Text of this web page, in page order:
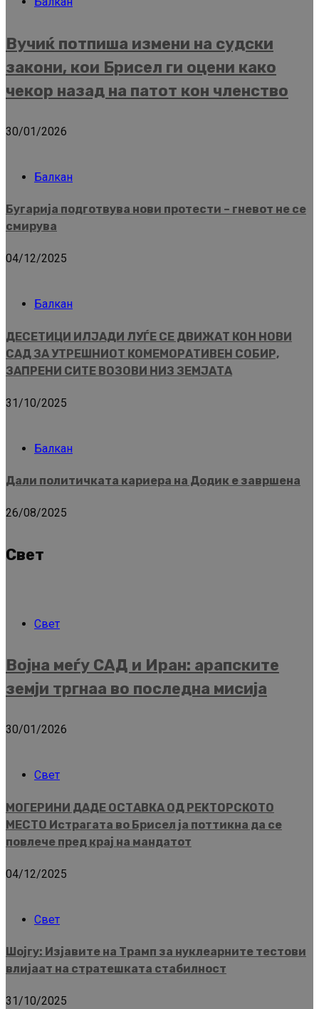
Вучиќ потпиша измени на судски
закони, кои Брисел ги оцени како
чекор назад на патот кон членство
30/01/2026
Балкан
Бугарија подготвува нови протести – гневот не се
смирува
04/12/2025
Балкан
ДЕСЕТИЦИ ИЛЈАДИ ЛУЃЕ СЕ ДВИЖАТ КОН НОВИ
САД ЗА УТРЕШНИОТ КОМЕМОРАТИВЕН СОБИР,
ЗАПРЕНИ СИТЕ ВОЗОВИ НИЗ ЗЕМЈАТА
31/10/2025
Балкан
Дали политичката кариера на Додик е завршена
26/08/2025
Свет
Свет
Војна меѓу САД и Иран: арапските
земји тргнаа во последна мисија
30/01/2026
Свет
МОГЕРИНИ ДАДЕ ОСТАВКА ОД РЕКТОРСКОТО
МЕСТО Истрагата во Брисел ја поттикна да се
повлече пред крај на мандатот
04/12/2025
Свет
Шојгу: Изјавите на Трамп за нуклеарните тестови
влијаат на стратешката стабилност
31/10/2025